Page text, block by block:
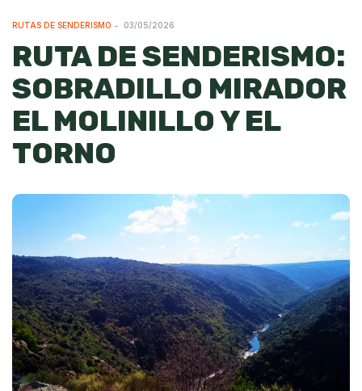
RUTAS DE SENDERISMO 03/05/2026
RUTA DE SENDERISMO:
SOBRADILLO MIRADOR
EL MOLINILLO Y EL
TORNO